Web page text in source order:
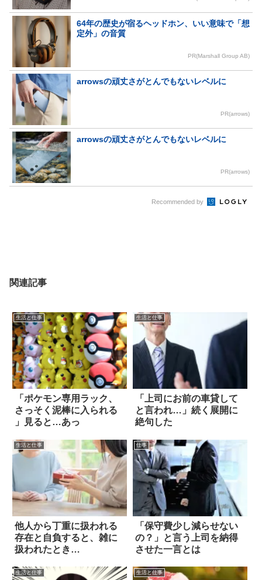
64年の歴史が宿るヘッドホン、いい意味で「想
定外」の音質
PR(Marshall Group AB)
arrowsの頑丈さがとんでもないレベルに
PR(arrows)
arrowsの頑丈さがとんでもないレベルに
PR(arrows)
Recommended by
関連記事
生活と仕事
「ポケモン専用ラック、
さっそく泥棒に入られる
」見ると…あっ
生活と仕事
「上司にお前の車貸して
と言われ…」続く展開に
絶句した
生活と仕事
他人から丁重に扱われる
存在と自負すると、雑に
扱われたとき…
仕事
「保守費少し減らせない
の？」と言う上司を納得
させた一言とは
生活と仕事 生活と仕事